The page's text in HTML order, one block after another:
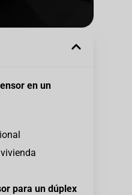
en un
para un dúplex